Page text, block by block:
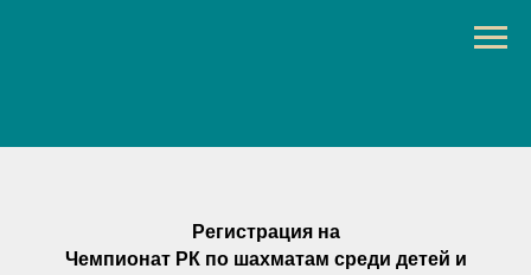
Регистрация на
Чемпионат РК по шахматам среди детей и